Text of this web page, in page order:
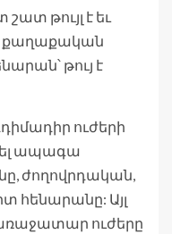
թույլ է եւ
քաղաքական
թույ է
ուժերի
ապագա
ժողովրդական,
հենարանը: Այլ
ուժերը